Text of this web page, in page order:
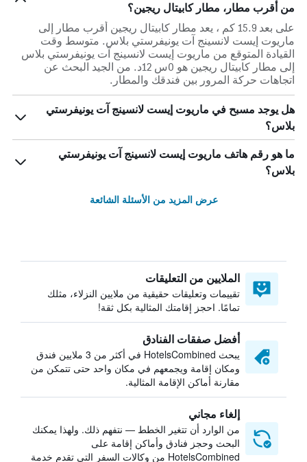
من أقرب مطار، مطار كابيتال ريجين؟
على بعد 15.9 كم ، يعد مطار كابيتال ريجين أقرب مطار إلى
ماريوت إيست لانسينج آت يونيفرستي بلاس. متوسط وقت
القيادة المتوقع من ماريوت إيست لانسينج آت يونيفرستي بلاس
إلى مطار كابيتال ريجين هو 0س 12د. من الجيد البحث عن
اتجاهات حركة المرور بين فندقك والمطار.
هل يوجد مسبح في ماريوت إيست لانسينج آت يونيفرستي
بلاس؟
ما هو رقم هاتف ماريوت إيست لانسينج آت يونيفرستي
بلاس؟
عرض المزيد من الأسئلة الشائعة
الملايين من التعليقات
تقييمات وتعليقات حقيقية من ملايين النزلاء، مثلك
تمامًا. احجز إقامتك المثالية بكل ثقة!
أفضل صفقات الفنادق
يبحث HotelsCombined في أكثر من 3 ملايين فندق
ومكان إقامة ويجمعهم في مكان واحد حتى تتمكن من
مقارنة أماكن الإقامة المثالية.
إلغاء مجاني
من الوارد أن تتغير الخطط — نتفهم ذلك. ولهذا يمكنك
البحث وحجز فنادق وأماكن إقامة على
HotelsCombined من وكالات السفر التي تقدم خدمة